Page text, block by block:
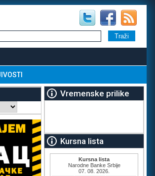
Vremenske prilike
Kursna lista